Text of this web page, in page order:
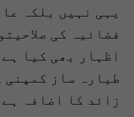
یہی نہیں بلکہ
فضائیہ کی
زائد کا اضافہ ہے